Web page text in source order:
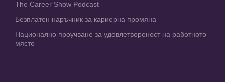
The Career Show Podcast
Безплатен наръчник за кариерна промяна
Национално проучване за удовлетвореност на работното
място